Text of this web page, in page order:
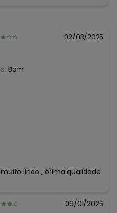
02/03/2025
Bom
lindo , ótima qualidade
09/01/2026